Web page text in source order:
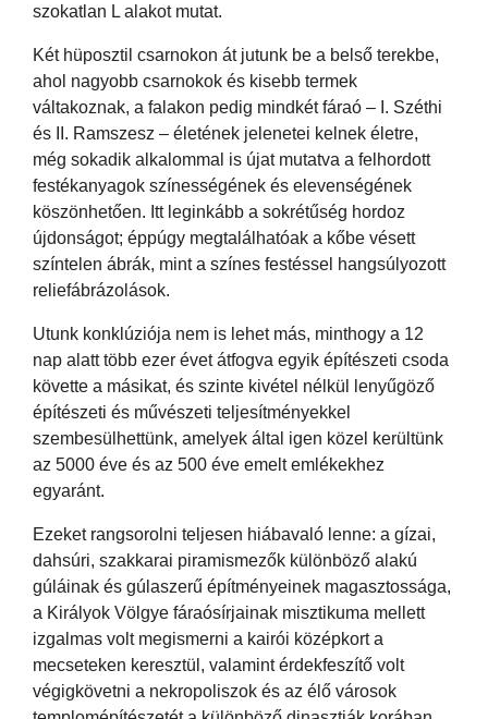
szokatlan L alakot mutat.
Két hüposztil csarnokon át jutunk be a belső terekbe,
ahol nagyobb csarnokok és kisebb termek
váltakoznak, a falakon pedig mindkét fáraó – I. Széthi
és II. Ramszesz – életének jelenetei kelnek életre,
még sokadik alkalommal is újat mutatva a felhordott
festékanyagok színességének és elevenségének
köszönhetően. Itt leginkább a sokrétűség hordoz
újdonságot; éppúgy megtalálhatóak a kőbe vésett
színtelen ábrák, mint a színes festéssel hangsúlyozott
reliefábrázolások.
Utunk konklúziója nem is lehet más, minthogy a 12
nap alatt több ezer évet átfogva egyik építészeti csoda
követte a másikat, és szinte kivétel nélkül lenyűgöző
építészeti és művészeti teljesítményekkel
szembesülhettünk, amelyek által igen közel kerültünk
az 5000 éve és az 500 éve emelt emlékekhez
egyaránt.
Ezeket rangsorolni teljesen hiábavaló lenne: a gízai,
dahsúri, szakkarai piramismezők különböző alakú
gúláinak és gúlaszerű építményeinek magasztossága,
a Királyok Völgye fáraósírjainak misztikuma mellett
izgalmas volt megismerni a kairói középkort a
mecseteken keresztül, valamint érdekfeszítő volt
végigkövetni a nekropoliszok és az élő városok